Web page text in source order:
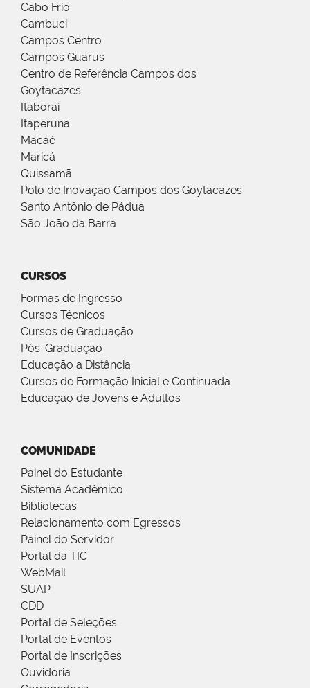
Cabo Frio
Cambuci
Campos Centro
Campos Guarus
Centro de Referência Campos dos
Goytacazes
Itaboraí
Itaperuna
Macaé
Maricá
Quissamã
Polo de Inovação Campos dos Goytacazes
Santo Antônio de Pádua
São João da Barra
CURSOS
Formas de Ingresso
Cursos Técnicos
Cursos de Graduação
Pós-Graduação
Educação a Distância
Cursos de Formação Inicial e Continuada
Educação de Jovens e Adultos
COMUNIDADE
Painel do Estudante
Sistema Acadêmico
Bibliotecas
Relacionamento com Egressos
Painel do Servidor
Portal da TIC
WebMail
SUAP
CDD
Portal de Seleções
Portal de Eventos
Portal de Inscrições
Ouvidoria